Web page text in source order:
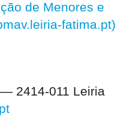
de Menores e
fatima.pt)
2414-011 Leiria